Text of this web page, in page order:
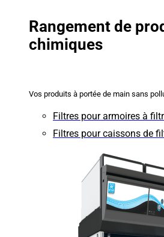
Rangement de
chimiques
Vos produits à portée de main sans
Filtres pour armoires à
Filtres pour caissons de